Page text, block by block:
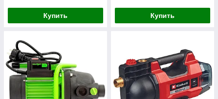
Купить Купить